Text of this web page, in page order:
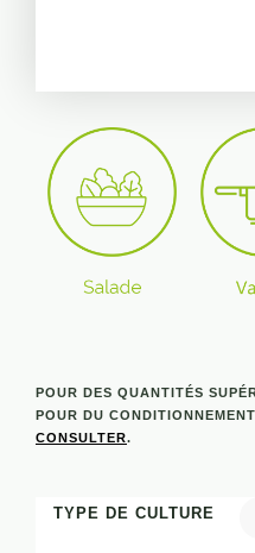
POUR DES QUANTITÉS
POUR DU
CONSULTER.
TYPE DE CULTURE